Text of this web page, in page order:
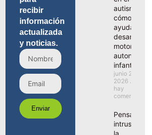
recibir
información
actualizada
y noticias.
Enviar
autismo,
cómo
ayuda al
desarrollo
motor y la
autonomía
infantil
junio 29,
2026
hay
comentarios
intrusivos
la